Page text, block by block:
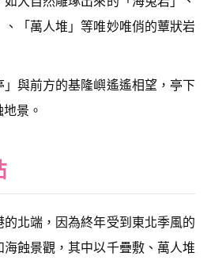
、「萬人堆」等唯妙唯俏的蕈狀岩
與前方的基隆嶼遙遙相望，亭下
景。
北端，因為終年受到東北季風的
蝕景觀，其中以千疊敷、萬人堆